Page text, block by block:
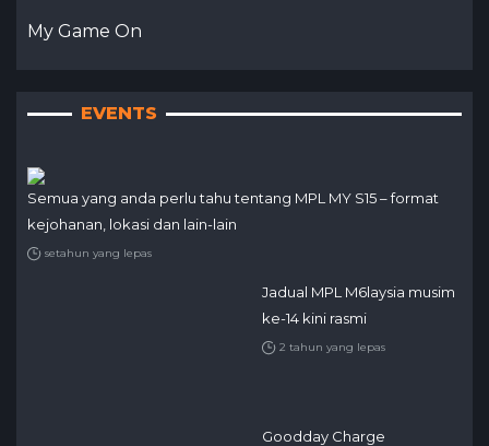
My Game On
EVENTS
Semua yang anda perlu tahu tentang MPL MY S15 – format
kejohanan, lokasi dan lain-lain
setahun yang lepas
Jadual MPL M6laysia musim
ke-14 kini rasmi
2 tahun yang lepas
Goodday Charge